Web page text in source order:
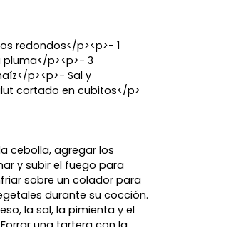
redondos</p><p>- 1
p><p>- 3
p><p>- Sal y
cortado en cubitos</p>
cebolla, agregar los
y subir el fuego para
sobre un colador para
durante su cocción.
la sal, la pimienta y el